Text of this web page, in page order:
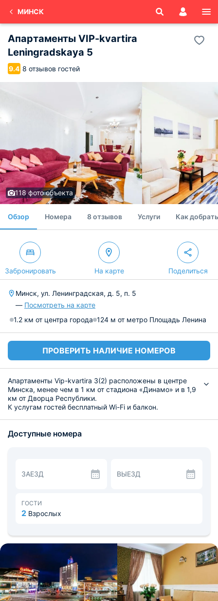
МИНСК
Апартаменты VIP-kvartira
Leningradskaya 5
9.4 8 отзывов гостей
118 фото объекта
Обзор Номера 8 отзывов Услуги Как
Забронировать На карте Поделиться
Минск, ул. Ленинградская, д. 5, п. 5
— Посмотреть на карте
1.2 км от центра города 124 м от метро Площадь Ленина
ПРОВЕРИТЬ НАЛИЧИЕ НОМЕРОВ
Апартаменты Vip-kvartira 3(2) расположены в центре
Минска, менее чем в 1 км от стадиона «Динамо» и в 1,9
км от Дворца Республики.
К услугам гостей бесплатный Wi-Fi и балкон.
экраном и спутниковыми каналами, гладильные
феном и бесплатными туалетно-косметическими
принадлежностями.
комплекса «Минск Спортс Дворец».
Расстояние от апартаментов Vip-kvartira на
За дополнительную плату организуется трансфер от/до
Доступные номера
ЗАЕЗД ВЫЕЗД
ГОСТИ
2 Взрослых